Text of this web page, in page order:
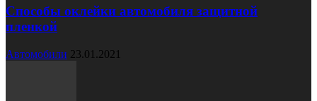
Способы оклейки автомобиля защитной
пленкой
Автомобили 23.01.2021